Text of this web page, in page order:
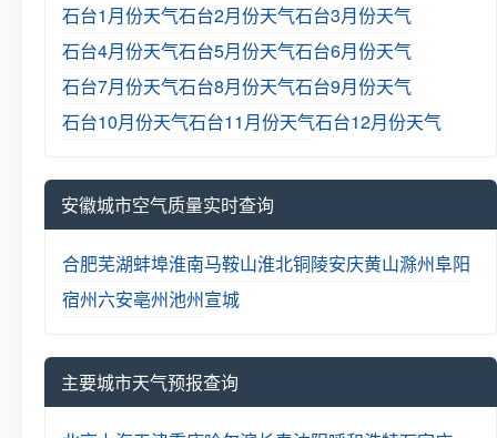
石台1月份天气石台2月份天气石台3月份天气
石台4月份天气石台5月份天气石台6月份天气
石台7月份天气石台8月份天气石台9月份天气
石台10月份天气石台11月份天气石台12月份天气
安徽城市空气质量实时查询
合肥芜湖蚌埠淮南马鞍山淮北铜陵安庆黄山滁州阜阳
宿州六安亳州池州宣城
主要城市天气预报查询